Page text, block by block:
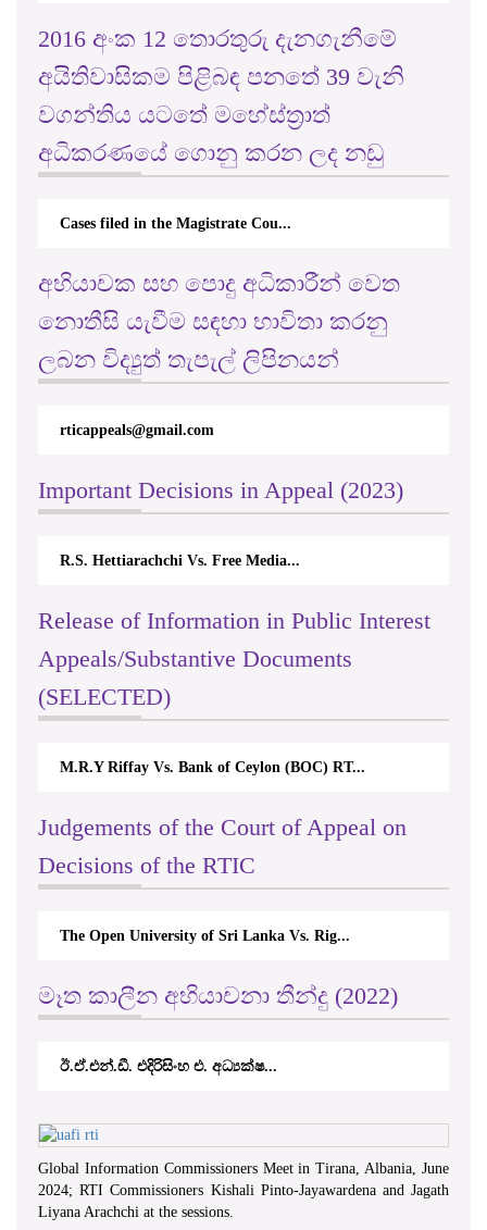
2016 අංක 12 තොරතුරු දැනගැනීමේ
අයිතිවාසිකම පිළිබඳ පනතේ 39 වැනි
වගන්තිය යටතේ මහේස්ත්‍රාත්
අධිකරණයේ ගොනු කරන ලද නඩු
Cases filed in the Magistrate Cou...
අභියාචක සහ පොදු අධිකාරීන් වෙත
නොතීසි යැවීම සඳහා භාවිතා කරනු
ලබන විද්‍යුත් තැපැල් ලිපිනයන්
rticappeals@gmail.com
Important Decisions in Appeal (2023)
R.S. Hettiarachchi Vs. Free Media...
Release of Information in Public Interest
Appeals/Substantive Documents
(SELECTED)
M.R.Y Riffay Vs. Bank of Ceylon (BOC) RT...
Judgements of the Court of Appeal on
Decisions of the RTIC
The Open University of Sri Lanka Vs. Rig...
මෑත කාලීන අභියාචනා තීන්දු (2022)
ඊ.ඒ.එන්.ඩී. එදිරිසිංහ එ. අධ්‍යක්ෂ...
Global Information Commissioners Meet in Tirana, Albania, June
2024; RTI Commissioners Kishali Pinto-Jayawardena and Jagath
Liyana Arachchi at the sessions.